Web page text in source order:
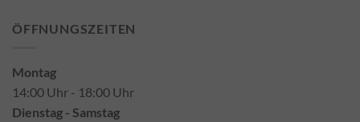
ÖFFNUNGSZEITEN
Montag
14:00 Uhr - 18:00 Uhr
Dienstag - Samstag